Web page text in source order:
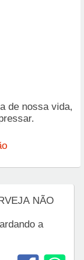
de nossa vida,
NÃO
a